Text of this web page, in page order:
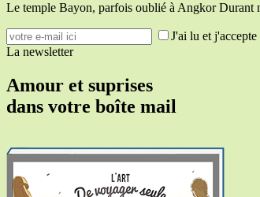
Le temple Bayon, parfois oublié à Angkor Durant
J'ai lu et
La newsletter
Amour et suprises
dans votre boîte mail